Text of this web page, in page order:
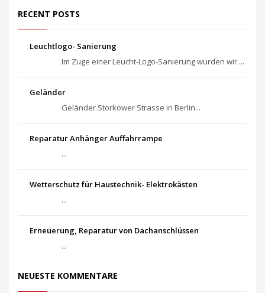
RECENT POSTS
Leuchtlogo- Sanierung
Im Zuge einer Leucht-Logo-Sanierung wurden wir ...
Geländer
Geländer Storkower Strasse in Berlin...
Reparatur Anhänger Auffahrrampe
...
Wetterschutz für Haustechnik- Elektrokästen
...
Erneuerung, Reparatur von Dachanschlüssen
...
NEUESTE KOMMENTARE